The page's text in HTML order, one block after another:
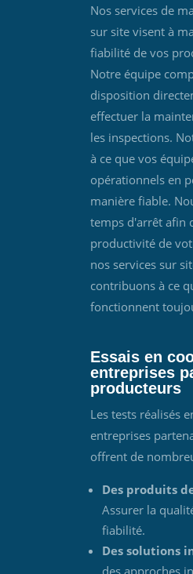
Nos services de
sur site visent à
fiabilité de vos
Notre équipe
disposition
effectuer la
les inspections.
à ce que vos
opérationnels en
manière fiable.
temps d'arrêt afin
productivité de
nos services sur
contribuons à ce
fonctionnent
Essais en
entreprises
producteurs
Les tests réalisés
entreprises
offrent de
Des produits
Assurer la
fiabilité.
Des solutions